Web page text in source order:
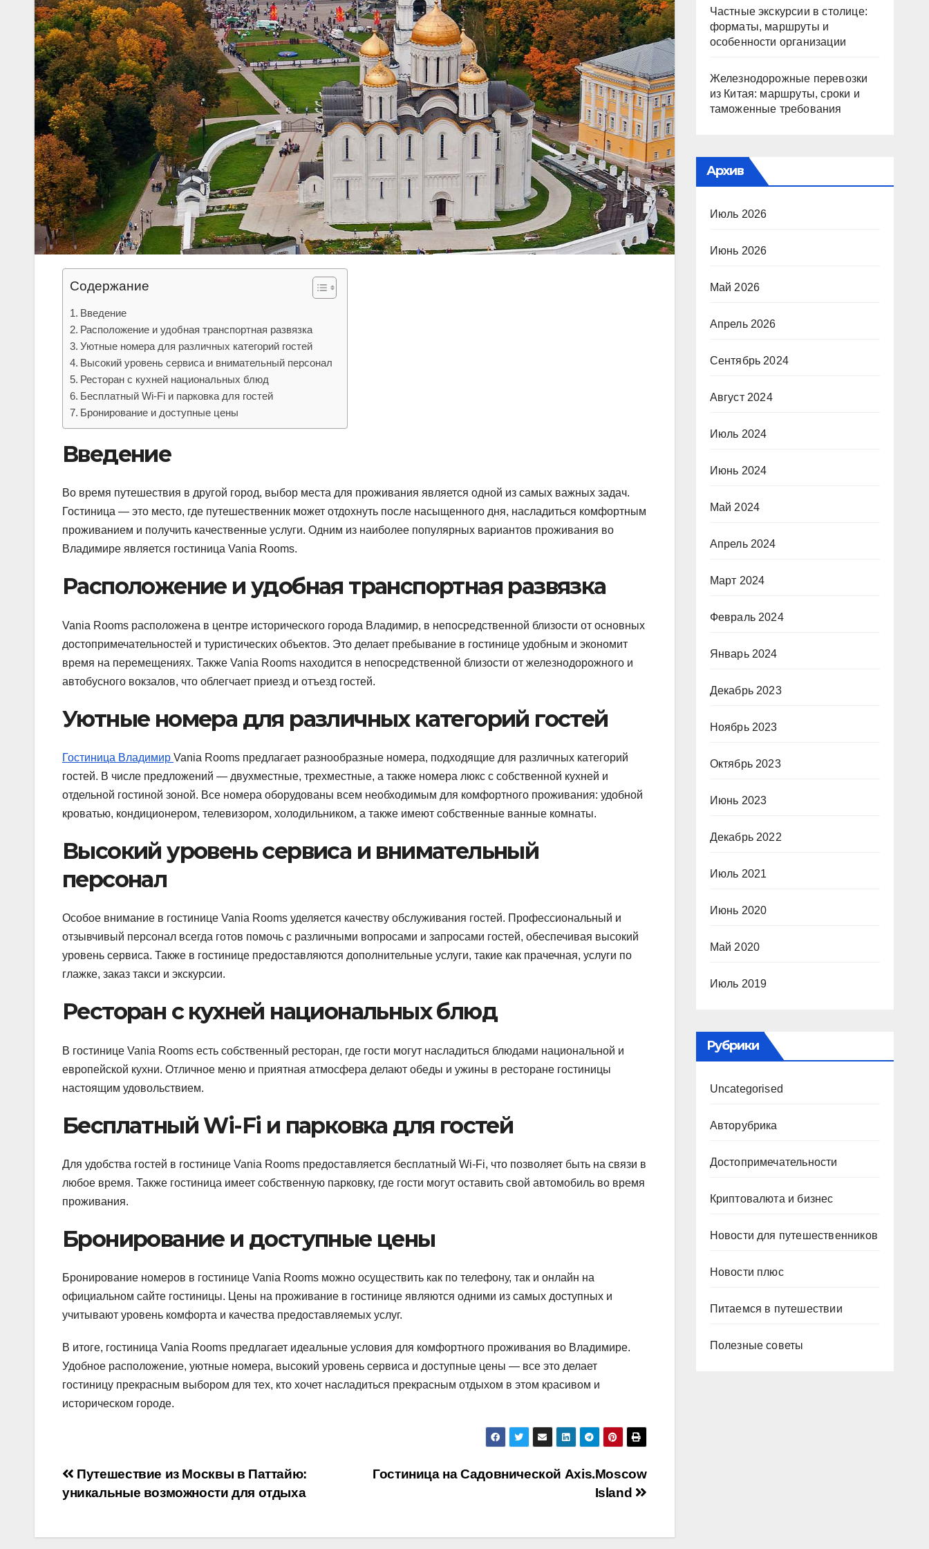
Содержание
Введение
Расположение и удобная транспортная развязка
Уютные номера для различных категорий гостей
Высокий уровень сервиса и внимательный персонал
Ресторан с кухней национальных блюд
Бесплатный Wi-Fi и парковка для гостей
Бронирование и доступные цены
Введение
Во время путешествия в другой город, выбор места для проживания является одной из самых важных задач.
Гостиница — это место, где путешественник может отдохнуть после насыщенного дня, насладиться комфортным
проживанием и получить качественные услуги. Одним из наиболее популярных вариантов проживания во
Владимире является гостиница Vania Rooms.
Расположение и удобная транспортная развязка
Vania Rooms расположена в центре исторического города Владимир, в непосредственной близости от основных
достопримечательностей и туристических объектов. Это делает пребывание в гостинице удобным и экономит
время на перемещениях. Также Vania Rooms находится в непосредственной близости от железнодорожного и
автобусного вокзалов, что облегчает приезд и отъезд гостей.
Уютные номера для различных категорий гостей
Гостиница Владимир Vania Rooms предлагает разнообразные номера, подходящие для различных категорий
гостей. В числе предложений — двухместные, трехместные, а также номера люкс с собственной кухней и
отдельной гостиной зоной. Все номера оборудованы всем необходимым для комфортного проживания: удобной
кроватью, кондиционером, телевизором, холодильником, а также имеют собственные ванные комнаты.
Высокий уровень сервиса и внимательный
персонал
Особое внимание в гостинице Vania Rooms уделяется качеству обслуживания гостей. Профессиональный и
отзывчивый персонал всегда готов помочь с различными вопросами и запросами гостей, обеспечивая высокий
уровень сервиса. Также в гостинице предоставляются дополнительные услуги, такие как прачечная, услуги по
глажке, заказ такси и экскурсии.
Ресторан с кухней национальных блюд
В гостинице Vania Rooms есть собственный ресторан, где гости могут насладиться блюдами национальной и
европейской кухни. Отличное меню и приятная атмосфера делают обеды и ужины в ресторане гостиницы
настоящим удовольствием.
Бесплатный Wi-Fi и парковка для гостей
Для удобства гостей в гостинице Vania Rooms предоставляется бесплатный Wi-Fi, что позволяет быть на связи в
любое время. Также гостиница имеет собственную парковку, где гости могут оставить свой автомобиль во время
проживания.
Бронирование и доступные цены
Бронирование номеров в гостинице Vania Rooms можно осуществить как по телефону, так и онлайн на
официальном сайте гостиницы. Цены на проживание в гостинице являются одними из самых доступных и
учитывают уровень комфорта и качества предоставляемых услуг.
В итоге, гостиница Vania Rooms предлагает идеальные условия для комфортного проживания во Владимире.
Удобное расположение, уютные номера, высокий уровень сервиса и доступные цены — все это делает
гостиницу прекрасным выбором для тех, кто хочет насладиться прекрасным отдыхом в этом красивом и
историческом городе.
Навигация
по
записям
Гостиница на Садовнической Axis.Moscow
Island
Путешествие из Москвы в Паттайю:
уникальные возможности для отдыха
Частные экскурсии в столице:
форматы, маршруты и
особенности организации
Железнодорожные перевозки
из Китая: маршруты, сроки и
таможенные требования
Архив
Июль 2026
Июнь 2026
Май 2026
Апрель 2026
Сентябрь 2024
Август 2024
Июль 2024
Июнь 2024
Май 2024
Апрель 2024
Март 2024
Февраль 2024
Январь 2024
Декабрь 2023
Ноябрь 2023
Октябрь 2023
Июнь 2023
Декабрь 2022
Июль 2021
Июнь 2020
Май 2020
Июль 2019
Рубрики
Uncategorised
Авторубрика
Достопримечательности
Криптовалюта и бизнес
Новости для путешественников
Новости плюс
Питаемся в путешествии
Полезные советы